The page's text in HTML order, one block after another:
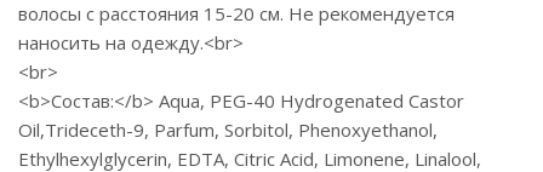
волосы с расстояния 15-20 см. Не рекомендуется
наносить на одежду.<br>
<br>
<b>Состав:</b> Aqua, PEG-40 Hydrogenated Castor
Oil,Trideceth-9, Parfum, Sorbitol, Phenoxyethanol,
Ethylhexylglycerin, EDTA, Citric Acid, Limonene, Linalool,